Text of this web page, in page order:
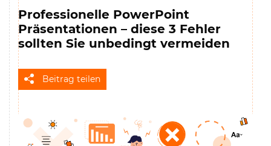
Professionelle PowerPoint
Präsentationen – diese 3 Fehler
sollten Sie unbedingt vermeiden
Beitrag teilen